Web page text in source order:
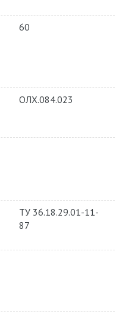
60
ОЛХ.084.023
ТУ 36.18.29.01-11-
87